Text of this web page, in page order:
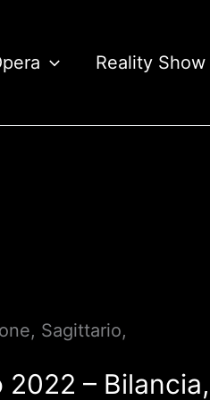
Reality Show
Sagittario,
– Bilancia,